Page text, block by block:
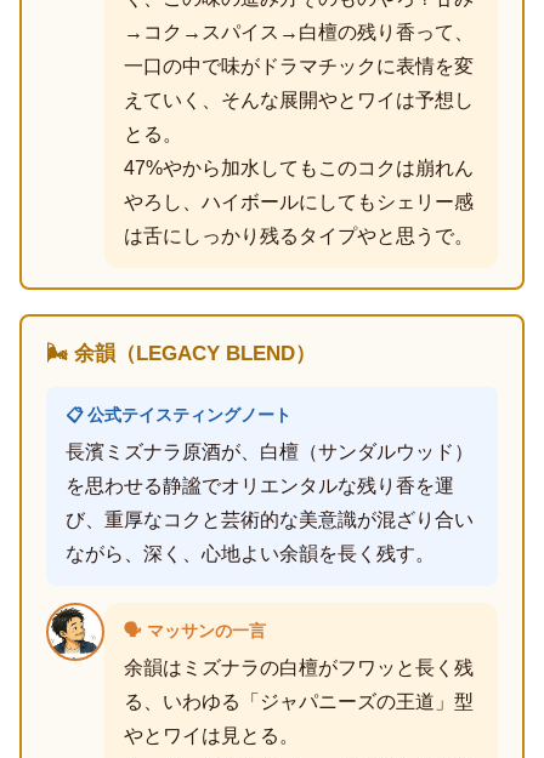
→コク→スパイス→白檀の残り香って、
一口の中で味がドラマチックに表情を変
えていく、そんな展開やとワイは予想し
とる。
47%やから加水してもこのコクは崩れん
やろし、ハイボールにしてもシェリー感
は舌にしっかり残るタイプやと思うで。
🌬️ 余韻（LEGACY BLEND）
📋 公式テイスティングノート
長濱ミズナラ原酒が、白檀（サンダルウッド）
を思わせる静謐でオリエンタルな残り香を運
び、重厚なコクと芸術的な美意識が混ざり合い
ながら、深く、心地よい余韻を長く残す。
🗣️ マッサンの一言
余韻はミズナラの白檀がフワッと長く残
る、いわゆる「ジャパニーズの王道」型
やとワイは見とる。